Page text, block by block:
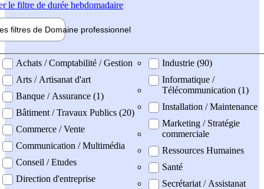
le filtre de durée hebdomadaire
filtres de Domaine professionnel
professionel
Achats / Comptabilité / Gestion
Arts / Artisanat d'art
Banque / Assurance (1)
Bâtiment / Travaux Publics (20)
Commerce / Vente
Communication / Multimédia
Conseil / Etudes
Direction d'entreprise
Industrie (90)
Informatique /
Télécommunication (1)
Installation / Maintenance
Marketing / Stratégie
commerciale
Ressources Humaines
Santé
Secrétariat / Assistanat